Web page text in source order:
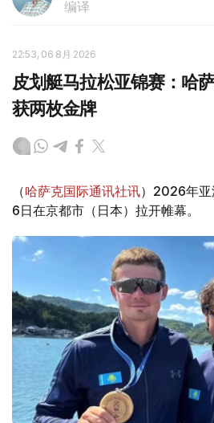
编译
22:53, 06 8月 2026
皮划艇马拉松亚锦赛：哈
获两枚金牌
（哈萨克国际通讯社讯）2026年亚
6日在京都市（日本）拉开帷幕。